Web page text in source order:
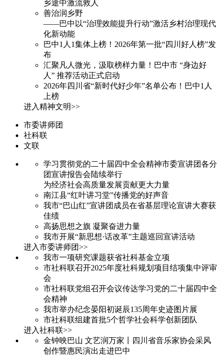
乡途中激流救人
善治润乡野
——巴中以“治理效能提升行动”激活乡村治理现代
化新动能
巴中1人1集体上榜！2026年第一批“四川好人榜”发
布
汇聚凡人微光，汲取榜样力量！巴中市 “身边好
人” 推荐活动正式启动
2026年四川省“新时代好少年”名单公布！巴中1人
上榜
进入精神文明>>
市委讲师团
社科联
文联
学习贯彻党的二十届四中全会精神市委宣讲团各分
团宣讲报告会陆续举行
为经济社会高质量发展贡献更大力量
南江县“红叶讲习堂”传播党的好声音
我市“巴山红”宣讲团成员在省基层理论宣讲大赛获
佳绩
高扬思想之旗 凝聚奋进力量
我市开展“新思想·话改革”主题巡回宣讲活动
进入市委讲师团>>
我市一项研究课题获省社科基金立项
市社科联召开2025年度社科规划项目结项集中评审
会
市社科联党组召开会议传达学习党的二十届四中全
会精神
我市举办纪念晏阳初诞辰135周年史迹图片展
市社科联组建首批5个哲学社会科学创新团队
进入社科联>>
金钟映巴山 文艺润万家丨四川省音乐家协会采风
创作暨惠民演出走进巴中